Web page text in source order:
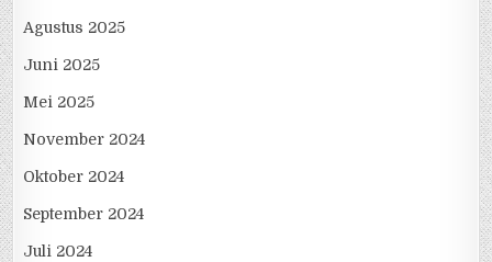
Agustus 2025
Juni 2025
Mei 2025
November 2024
Oktober 2024
September 2024
Juli 2024